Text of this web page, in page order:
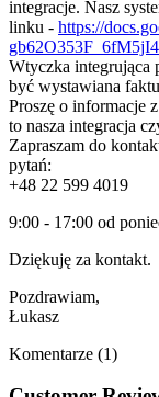
integracje. Nasz
linku - https://
Wtyczka integrująca
być wystawiana
Proszę o informacje
to nasza integracja
Zapraszam do
pytań:
+48 22 599 4019
9:00 - 17:00 od
Dziękuję za kontakt.
Pozdrawiam,
Łukasz
Komentarze (1)